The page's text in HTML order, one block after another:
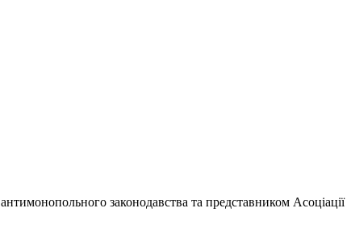
законодавства та представником Асоціації